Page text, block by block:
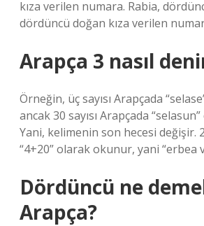
kıza verilen numara. Rabia,
dördüncü doğan kıza verilen
Arapça 3 nasıl
Örneğin, üç sayısı Arapçada
ancak 30 sayısı Arapçada
Yani, kelimenin son hecesi değişir.
“4+20” olarak okunur, yani “erbea
Dördüncü ne
Arapça?